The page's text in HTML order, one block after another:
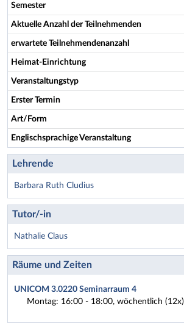
Semester
Aktuelle Anzahl der Teilnehmenden
erwartete Teilnehmendenanzahl
Heimat-Einrichtung
Veranstaltungstyp
Erster Termin
Art/Form
Englischsprachige Veranstaltung
Lehrende
Barbara Ruth Cludius
Tutor/-in
Nathalie Claus
Räume und Zeiten
UNICOM 3.0220 Seminarraum 4
Montag: 16:00 - 18:00, wöchentlich (12x)